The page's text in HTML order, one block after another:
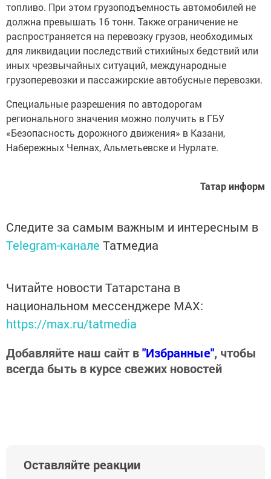
топливо. При этом грузоподъемность автомобилей не
должна превышать 16 тонн. Также ограничение не
распространяется на перевозку грузов, необходимых
для ликвидации последствий стихийных бедствий или
иных чрезвычайных ситуаций, международные
грузоперевозки и пассажирские автобусные перевозки.
Специальные разрешения по автодорогам
регионального значения можно получить в ГБУ
«Безопасность дорожного движения» в Казани,
Набережных Челнах, Альметьевске и Нурлате.
Татар информ
Следите за самым важным и интересным в
Telegram-канале Татмедиа
Читайте новости Татарстана в
национальном мессенджере MАХ:
https://max.ru/tatmedia
Добавляйте наш сайт в"Избранные", чтобы
всегда быть в курсе свежих новостей
Оставляйте реакции